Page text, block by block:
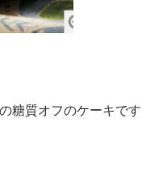
糖質オフのケーキです